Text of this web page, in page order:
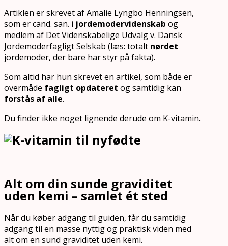
Artiklen er skrevet af Amalie Lyngbo Henningsen,
som er cand. san. i jordemodervidenskab og
medlem af Det Videnskabelige Udvalg v. Dansk
Jordemoderfagligt Selskab (læs: totalt nørdet
jordemoder, der bare har styr på fakta).
Som altid har hun skrevet en artikel, som både er
overmåde fagligt opdateret og samtidig kan
forstås af alle.
Du finder ikke noget lignende derude om K-vitamin.
Alt om din sunde graviditet
uden kemi – samlet ét sted
Når du køber adgang til guiden, får du samtidig
adgang til en masse nyttig og praktisk viden med
alt om en sund graviditet uden kemi.